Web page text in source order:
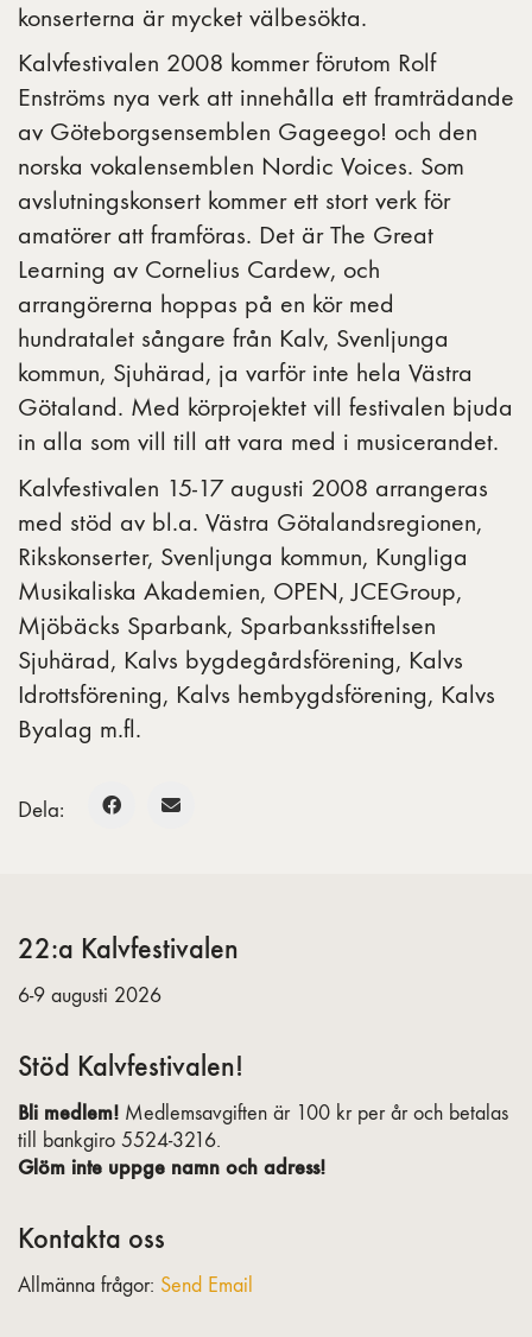
konserterna är mycket välbesökta.
Kalvfestivalen 2008 kommer förutom Rolf
Enströms nya verk att innehålla ett framträdande
av Göteborgsensemblen Gageego! och den
norska vokalensemblen Nordic Voices. Som
avslutningskonsert kommer ett stort verk för
amatörer att framföras. Det är The Great
Learning av Cornelius Cardew, och
arrangörerna hoppas på en kör med
hundratalet sångare från Kalv, Svenljunga
kommun, Sjuhärad, ja varför inte hela Västra
Götaland. Med körprojektet vill festivalen bjuda
in alla som vill till att vara med i musicerandet.
Kalvfestivalen 15-17 augusti 2008 arrangeras
med stöd av bl.a. Västra Götalandsregionen,
Rikskonserter, Svenljunga kommun, Kungliga
Musikaliska Akademien, OPEN, JCEGroup,
Mjöbäcks Sparbank, Sparbanksstiftelsen
Sjuhärad, Kalvs bygdegårdsförening, Kalvs
Idrottsförening, Kalvs hembygdsförening, Kalvs
Byalag m.fl.
Dela:
22:a Kalvfestivalen
6-9 augusti 2026
Stöd Kalvfestivalen!
Bli medlem! Medlemsavgiften är 100 kr per år och betalas
till bankgiro 5524-3216.
Glöm inte uppge namn och adress!
Kontakta oss
Allmänna frågor: Send Email